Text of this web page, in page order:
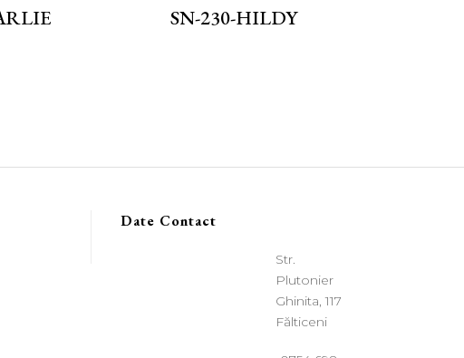
SN-230-HILDY
Date Contact
Str.
Plutonier
Ghinita, 117
Fălticeni